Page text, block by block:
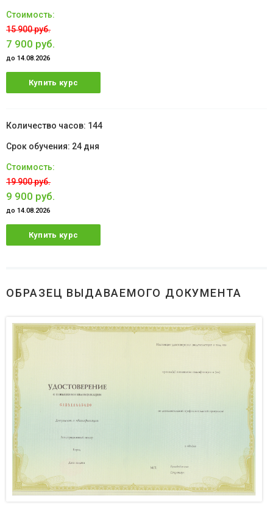
15 900 руб.
7 900 руб.
до 14.08.2026
Купить курс
144
24 дня
19 900 руб.
9 900 руб.
до 14.08.2026
Купить курс
ОБРАЗЕЦ ВЫДАВАЕМОГО ДОКУМЕНТА